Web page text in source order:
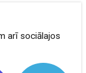
arī sociālajos